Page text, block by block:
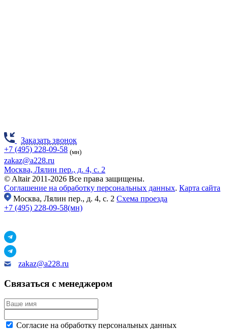
Заказать звонок
+7 (495) 228-09-58 (мн)
zakaz@a228.ru
Москва, Лялин пер., д. 4, с. 2
© Altair 2011-2026 Все права защищены.
Соглашение на обработку персональных данных. Карта сайта
Москва, Лялин пер., д. 4, с. 2 Схема проезда
+7 (495) 228-09-58(мн)
zakaz@a228.ru
Связаться с менеджером
Согласие на обработку персональных данных